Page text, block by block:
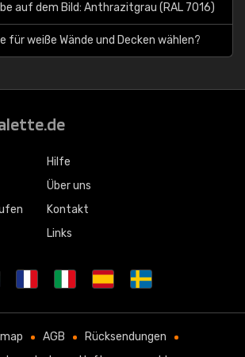
auf dem Bild: Anthrazitgrau (RAL 7016)
für weiße Wände und Decken wählen?
Hilfe
Über uns
Kontakt
Links
AGB
Rücksendungen